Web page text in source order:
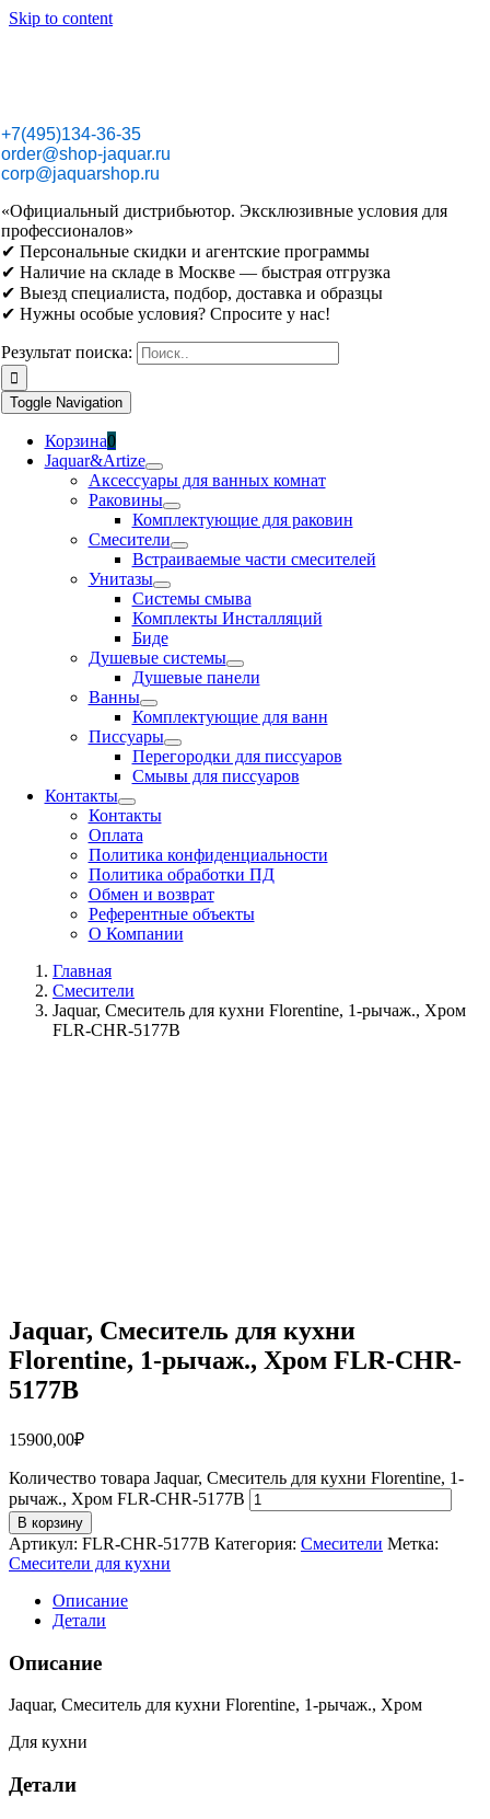
Skip to content
+7(495)134-36-35
order@shop-jaquar.ru
corp@jaquarshop.ru
«Официальный дистрибьютор. Эксклюзивные условия для
профессионалов»
✔ Персональные скидки и агентские программы
✔ Наличие на складе в Москве — быстрая отгрузка
✔ Выезд специалиста, подбор, доставка и образцы
✔ Нужны особые условия? Спросите у нас!
Результат поиска:
Toggle Navigation
Корзина0
Jaquar&Artize
Аксессуары для ванных комнат
Раковины
Комплектующие для раковин
Смесители
Встраиваемые части смесителей
Унитазы
Системы смыва
Комплекты Инсталляций
Биде
Душевые системы
Душевые панели
Ванны
Комплектующие для ванн
Писсуары
Перегородки для писсуаров
Смывы для писсуаров
Контакты
Контакты
Оплата
Политика конфиденциальности
Политика обработки ПД
Обмен и возврат
Референтные объекты
О Компании
Главная
Смесители
Jaquar, Смеситель для кухни Florentine, 1-рычаж., Хром
FLR-CHR-5177B
Jaquar, Смеситель для кухни
Florentine, 1-рычаж., Хром FLR-CHR-
5177B
15900,00₽
Количество товара Jaquar, Смеситель для кухни Florentine, 1-
рычаж., Хром FLR-CHR-5177B
В корзину
Артикул: FLR-CHR-5177B Категория: Смесители Метка:
Смесители для кухни
Описание
Детали
Описание
Jaquar, Смеситель для кухни Florentine, 1-рычаж., Хром
Для кухни
Детали